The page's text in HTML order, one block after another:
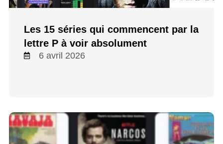
Les 15 séries qui commencent par la
lettre P à voir absolument
6 avril 2026